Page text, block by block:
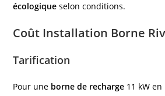
écologique selon conditions.
Coût Installation Borne
Tarification
Pour une borne de recharge 11 kW en